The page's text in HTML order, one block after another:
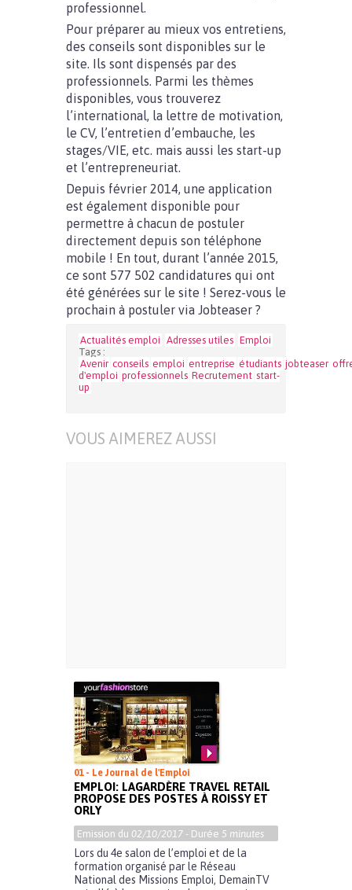
professionnel.
Pour préparer au mieux vos entretiens,
des conseils sont disponibles sur le
site. Ils sont dispensés par des
professionnels. Parmi les thèmes
disponibles, vous trouverez
l’international, la lettre de motivation,
le CV, l’entretien d’embauche, les
stages/VIE, etc. mais aussi les start-up
et l’entrepreneuriat.
Depuis février 2014, une application
est également disponible pour
permettre à chacun de postuler
directement depuis son téléphone
mobile ! En tout, durant l’année 2015,
ce sont 577 502 candidatures qui ont
été générées sur le site ! Serez-vous le
prochain à postuler via Jobteaser ?
Actualités emploi Adresses utiles Emploi
Tags :
Avenir conseils emploi entreprise étudiants jobteaser
d'emploi professionnels Recrutement start-
up
VOUS AIMEREZ AUSSI
01 - Le Journal de l'Emploi
EMPLOI: LAGARDÈRE TRAVEL RETAIL
PROPOSE DES POSTES À ROISSY ET
ORLY
Emission du 02/10/2017 - Durée 5 minutes
Lors du 4e salon de l’emploi et de la
formation organisé par le Réseau
National des Missions Emploi, DemainTV